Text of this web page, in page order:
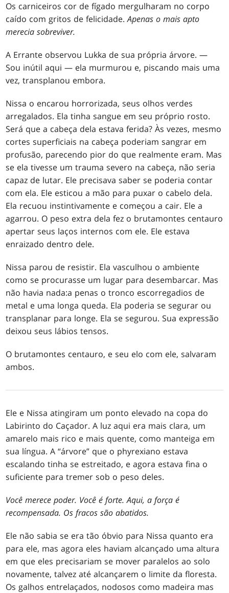
Os carniceiros cor de fígado mergulharam no corpo
caído com gritos de felicidade.Apenas o mais apto
merecia sobreviver.
A Errante observou Lukka de sua própria árvore. —
Sou inútil aqui — ela murmurou e, piscando mais uma
vez, transplanou embora.
Nissa o encarou horrorizada, seus olhos verdes
arregalados. Ela tinha sangue em seu próprio rosto.
Será que a cabeça dela estava ferida? Às vezes, mesmo
cortes superficiais na cabeça poderiam sangrar em
profusão, parecendo pior do que realmente eram. Mas
se ela tivesse um trauma severo na cabeça, não seria
capaz de lutar. Ele precisava saber se poderia contar
com ela. Ele esticou a mão para puxar o cabelo dela.
Ela recuou instintivamente e começou a cair. Ele a
agarrou. O peso extra dela fez o brutamontes centauro
apertar seus laços internos com ele. Ele estava
enraizado dentro dele.
Nissa parou de resistir. Ela vasculhou o ambiente
como se procurasse um lugar para desembarcar. Mas
não havia nada:a penas o tronco escorregadios de
metal e uma longa queda. Ela poderia se segurar ou
transplanar para longe. Ela se segurou. Sua expressão
deixou seus lábios tensos.
O brutamontes centauro, e seu elo com ele, salvaram
ambos.
Ele e Nissa atingiram um ponto elevado na copa do
Labirinto do Caçador. A luz aqui era mais clara, um
amarelo mais rico e mais quente, como manteiga em
sua língua. A “árvore” que o phyrexiano estava
escalando tinha se estreitado, e agora estava fina o
suficiente para tremer sob o peso deles.
Você merece poder. Você é forte. Aqui, a força é
recompensada. Os fracos são abatidos.
Ele não sabia se era tão óbvio para Nissa quanto era
para ele, mas agora eles haviam alcançado uma altura
em que eles precisariam se mover paralelos ao solo
novamente, talvez até alcançarem o limite da floresta.
Os galhos entrelaçados, nodosos como madeira mas